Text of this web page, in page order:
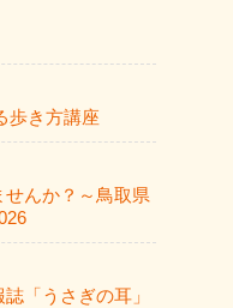
歩き方講座
んか？～鳥取県
「うさぎの耳」